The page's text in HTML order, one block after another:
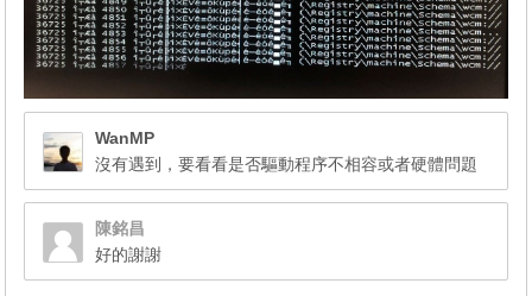
WanMP
沒有遇到，要看看是否驅動程序不相容或者硬體問題
陳銘昌
好的謝謝